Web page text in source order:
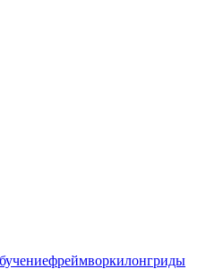
фреймворкилонгриды